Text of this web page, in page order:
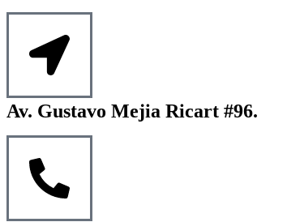
Av. Gustavo Mejia Ricart #96.